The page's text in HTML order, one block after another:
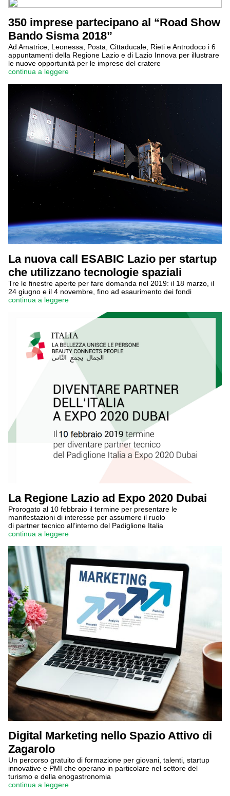
350 imprese partecipano al “Road Show
Bando Sisma 2018”
Ad Amatrice, Leonessa, Posta, Cittaducale, Rieti e Antrodoco i 6
appuntamenti della Regione Lazio e di Lazio Innova per illustrare
le nuove opportunità per le imprese del cratere
continua a leggere
La nuova call ESABIC Lazio per startup
che utilizzano tecnologie spaziali
Tre le finestre aperte per fare domanda nel 2019: il 18 marzo, il
24 giugno e il 4 novembre, fino ad esaurimento dei fondi
continua a leggere
La Regione Lazio ad Expo 2020 Dubai
Prorogato al 10 febbraio il termine per presentare le
manifestazioni di interesse per assumere il ruolo
di partner tecnico all’interno del Padiglione Italia
continua a leggere
Digital Marketing nello Spazio Attivo di
Zagarolo
Un percorso gratuito di formazione per giovani, talenti, startup
innovative e PMI che operano in particolare nel settore del
turismo e della enogastronomia
continua a leggere